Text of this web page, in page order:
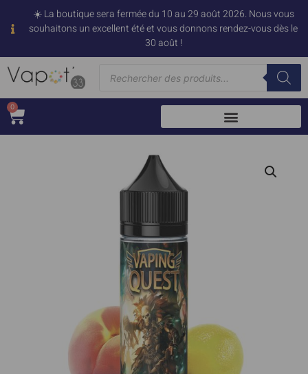
☀️ La boutique sera fermée du 10 au 29 août 2026. Nous vous
souhaitons un excellent été et vous donnons rendez-vous dès le
30 août !
0